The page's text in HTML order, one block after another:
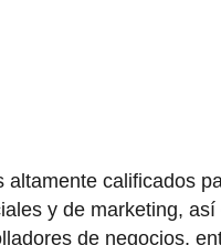
calificados
y de marketing, así
de negocios,